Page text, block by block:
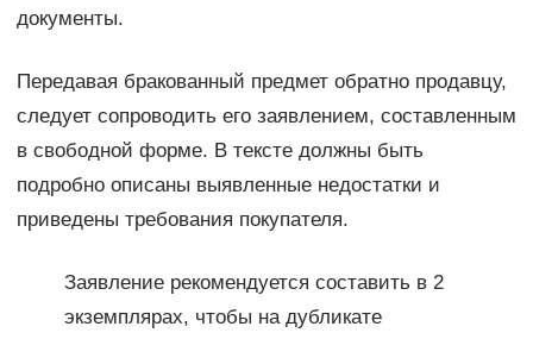
документы.
Передавая бракованный предмет обратно продавцу,
следует сопроводить его заявлением, составленным
в свободной форме. В тексте должны быть
подробно описаны выявленные недостатки и
приведены требования покупателя.
Заявление рекомендуется составить в 2
экземплярах, чтобы на дубликате